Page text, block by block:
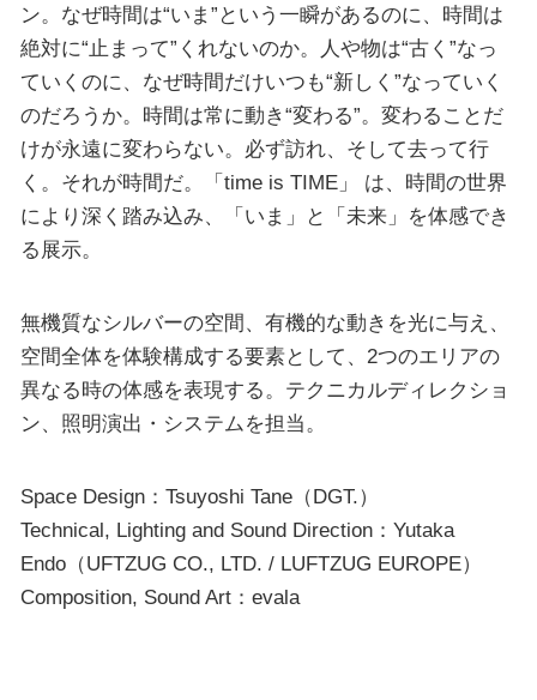
ン。なぜ時間は“いま”という一瞬があるのに、時間は
絶対に“止まって”くれないのか。人や物は“古く”なっ
ていくのに、なぜ時間だけいつも“新しく”なっていく
のだろうか。時間は常に動き“変わる”。変わることだ
けが永遠に変わらない。必ず訪れ、そして去って行
く。それが時間だ。「time is TIME」 は、時間の世界
により深く踏み込み、「いま」と「未来」を体感でき
る展示。
無機質なシルバーの空間、有機的な動きを光に与え、
空間全体を体験構成する要素として、2つのエリアの
異なる時の体感を表現する。テクニカルディレクショ
ン、照明演出・システムを担当。
Space Design：Tsuyoshi Tane（DGT.）
Technical, Lighting and Sound Direction：Yutaka
Endo（UFTZUG CO., LTD. / LUFTZUG EUROPE）
Composition, Sound Art：evala